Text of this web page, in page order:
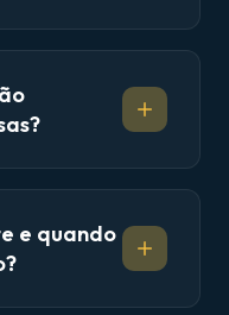
e quando